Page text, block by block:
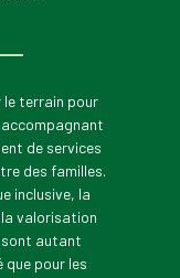
le terrain pour
de services
des familles.
inclusive, la
valorisation
sont autant
pour les